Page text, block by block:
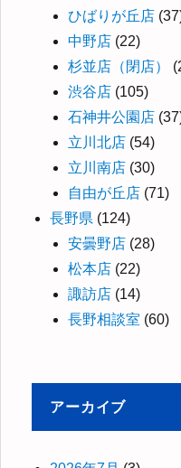
ひばりが丘店
中野店 (22)
杉並店（閉店）
渋谷店 (105)
石神井公園店
立川北店 (54)
立川南店 (30)
自由が丘店 (71)
長野県 (124)
安曇野店 (28)
松本店 (22)
諏訪店 (14)
長野相談室 (60)
アーカイブ